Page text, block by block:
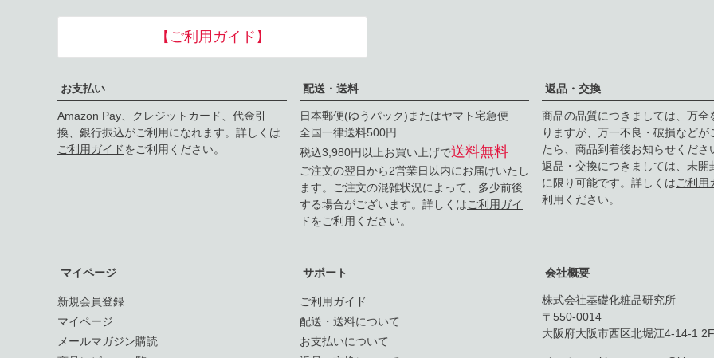
【ご利用ガイド】
お支払い
Amazon Pay、クレジットカード、代金引
換、銀行振込がご利用になれます。詳しくは
ご利用ガイドをご利用ください。
配送・送料
日本郵便(ゆうパック)またはヤマト宅急便
全国一律送料500円
税込3,980円以上お買い上げで送料無料
ご注文の翌日から2営業日以内にお届けいたし
ます。ご注文の混雑状況によって、多少前後
する場合がございます。詳しくはご利用ガイ
ドをご利用ください。
返品・交換
商品の品質につきましては、万全
りますが、万一不良・破損などが
たら、商品到着後お知らせくださ
返品・交換につきましては、未開
に限り可能です。詳しくはご利用
利用ください。
マイページ
新規会員登録
マイページ
メールマガジン購読
サポート
ご利用ガイド
配送・送料について
お支払いについて
会社概要
株式会社基礎化粧品研究所
550-0014
大阪府大阪市西区北堀江4-14-1 2F